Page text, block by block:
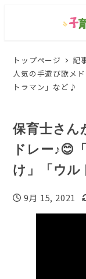
トップページ 記
人気の手遊び歌メ
トラマン」など♪
保育士さん
ドレー♪😊
け」「ウル
投稿日
9月 15, 2021